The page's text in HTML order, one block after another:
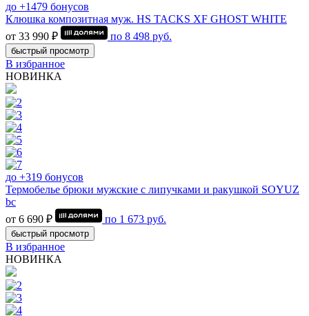
до +1479 бонусов
Клюшка композитная муж. HS TACKS XF GHOST WHITE
от 33 990 ₽
по 8 498 руб.
быстрый просмотр
В избранное
НОВИНКА
до +319 бонусов
Термобелье брюки мужские с липучками и ракушкой SOYUZ
bc
от 6 690 ₽
по 1 673 руб.
быстрый просмотр
В избранное
НОВИНКА